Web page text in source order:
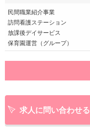
民間職業紹介事業
訪問看護ステーション
放課後デイサービス
保育園運営（グループ）
求人に問い合わせる